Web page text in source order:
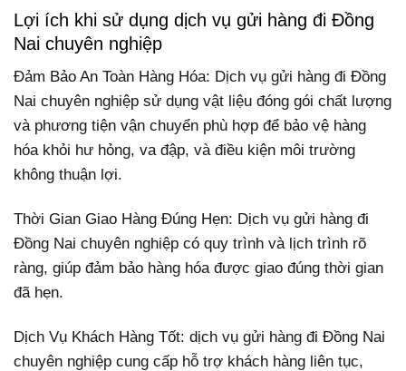
Lợi ích khi sử dụng dịch vụ gửi hàng đi Đồng
Nai chuyên nghiệp
Đảm Bảo An Toàn Hàng Hóa: Dịch vụ gửi hàng đi Đồng
Nai chuyên nghiệp sử dụng vật liệu đóng gói chất lượng
và phương tiện vận chuyển phù hợp để bảo vệ hàng
hóa khỏi hư hỏng, va đập, và điều kiện môi trường
không thuận lợi.
Thời Gian Giao Hàng Đúng Hẹn: Dịch vụ gửi hàng đi
Đồng Nai chuyên nghiệp có quy trình và lịch trình rõ
ràng, giúp đảm bảo hàng hóa được giao đúng thời gian
đã hẹn.
Dịch Vụ Khách Hàng Tốt: dịch vụ gửi hàng đi Đồng Nai
chuyên nghiệp cung cấp hỗ trợ khách hàng liên tục,